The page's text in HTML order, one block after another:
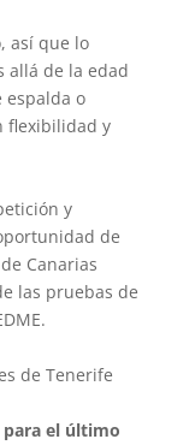
así que lo
allá de la edad
espalda o
flexibilidad y
y
de
Canarias
las pruebas de
de Tenerife
para el último